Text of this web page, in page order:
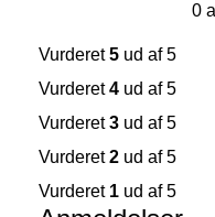
0
Vurderet5 ud af 5
Vurderet4 ud af 5
Vurderet3 ud af 5
Vurderet2 ud af 5
Vurderet 1 ud af 5